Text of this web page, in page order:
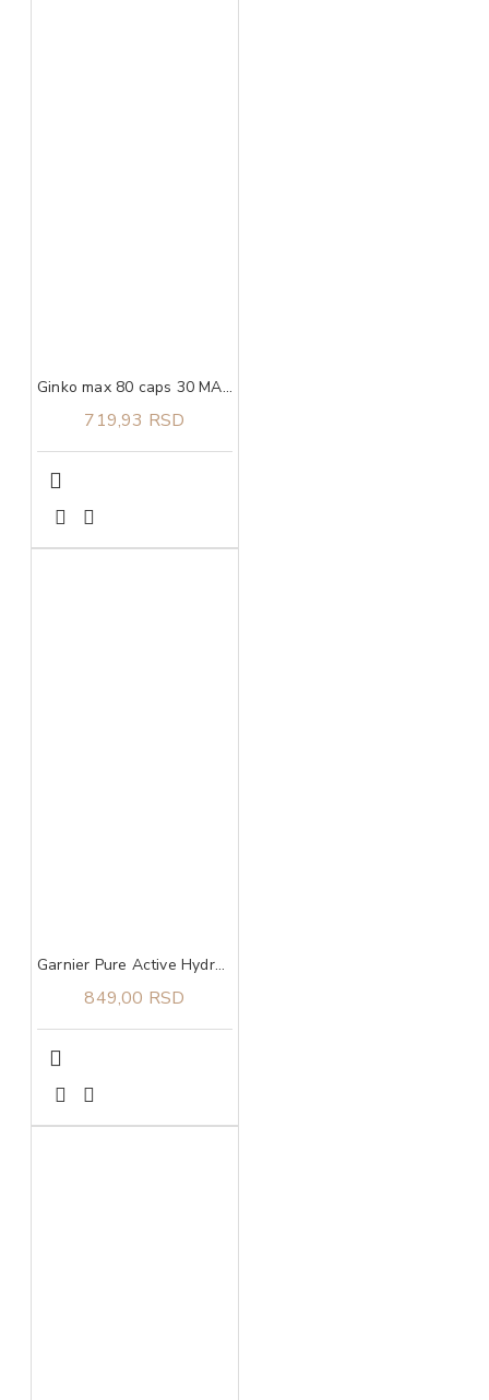
Ginko max 80 caps 30 MAXMEDICA
719,93 RSD
Garnier Pure Active Hydrating Deep Cleanser gel za čišćenje lica 250 ml
849,00 RSD